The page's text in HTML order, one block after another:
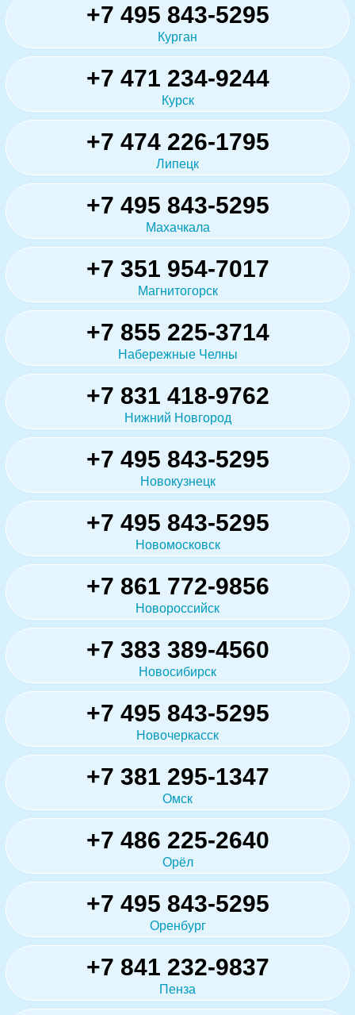
+7 495 843-5295
Курган
+7 471 234-9244
Курск
+7 474 226-1795
Липецк
+7 495 843-5295
Махачкала
+7 351 954-7017
Магнитогорск
+7 855 225-3714
Набережные Челны
+7 831 418-9762
Нижний Новгород
+7 495 843-5295
Новокузнецк
+7 495 843-5295
Новомосковск
+7 861 772-9856
Новороссийск
+7 383 389-4560
Новосибирск
+7 495 843-5295
Новочеркасск
+7 381 295-1347
Омск
+7 486 225-2640
Орёл
+7 495 843-5295
Оренбург
+7 841 232-9837
Пенза